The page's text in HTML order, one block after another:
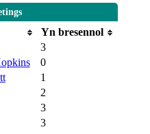
Yn bresennol
3
0
1
2
3
3